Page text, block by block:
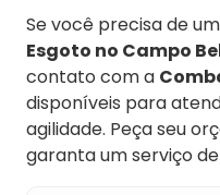
Se você precisa de
Esgoto no Campo
contato com a
disponíveis para
agilidade. Peça seu
garanta um serviço